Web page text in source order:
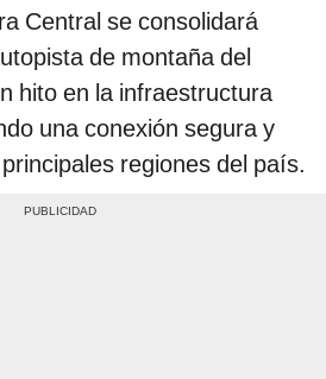
Central se consolidará
de montaña del
hito en la infraestructura
una conexión segura y
regiones del país.